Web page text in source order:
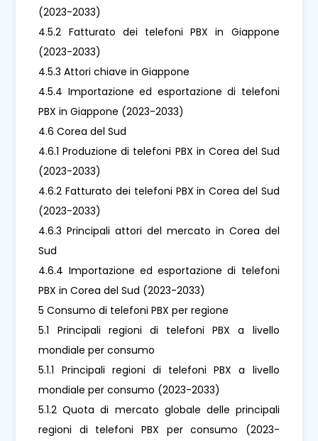
(2023-2033)
4.5.2 Fatturato dei telefoni PBX in Giappone
(2023-2033)
4.5.3 Attori chiave in Giappone
4.5.4 Importazione ed esportazione di telefoni
PBX in Giappone (2023-2033)
4.6 Corea del Sud
4.6.1 Produzione di telefoni PBX in Corea del Sud
(2023-2033)
4.6.2 Fatturato dei telefoni PBX in Corea del Sud
(2023-2033)
4.6.3 Principali attori del mercato in Corea del
Sud
4.6.4 Importazione ed esportazione di telefoni
PBX in Corea del Sud (2023-2033)
5 Consumo di telefoni PBX per regione
5.1 Principali regioni di telefoni PBX a livello
mondiale per consumo
5.1.1 Principali regioni di telefoni PBX a livello
mondiale per consumo (2023-2033)
5.1.2 Quota di mercato globale delle principali
regioni di telefoni PBX per consumo (2023-